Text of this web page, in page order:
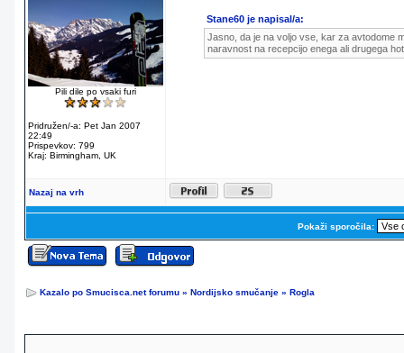
Pili dile po vsaki furi
Pridružen/-a: Pet Jan 2007
22:49
Prispevkov: 799
Kraj: Birmingham, UK
Stane60 je napisal/a:
Jasno, da je na voljo vse, kar za avtodome
naravnost na recepcijo enega ali drugega
Nazaj na vrh
Pokaži sporočila:
Kazalo po Smucisca.net forumu » Nordijsko smučanje » Rogla